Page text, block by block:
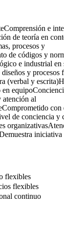
Comprensión e
de teoría en
procesos y
de códigos y
e industrial en
y procesos
(verbal y escrita)
en equipo
al
Comprometido con
de conciencia y
organizativas
iniciativa
flexibles
flexibles
continuo